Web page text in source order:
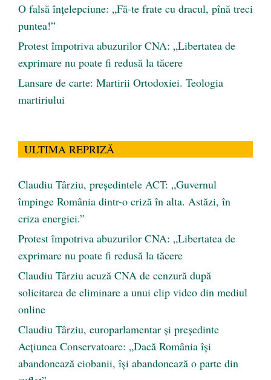
O falsă înțelepciune: „Fă-te frate cu dracul, pînă treci
puntea!”
Protest împotriva abuzurilor CNA: „Libertatea de
exprimare nu poate fi redusă la tăcere
Lansare de carte: Martirii Ortodoxiei. Teologia
martiriului
ULTIMA REPRIZĂ
Claudiu Târziu, președintele ACT: „Guvernul
împinge România dintr-o criză în alta. Astăzi, în
criza energiei.”
Protest împotriva abuzurilor CNA: „Libertatea de
exprimare nu poate fi redusă la tăcere
Claudiu Târziu acuză CNA de cenzură după
solicitarea de eliminare a unui clip video din mediul
online
Claudiu Târziu, europarlamentar și președinte
Acțiunea Conservatoare: „Dacă România își
abandonează ciobanii, își abandonează o parte din